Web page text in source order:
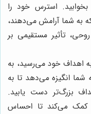
استرس خود را
به شما آرامش می‌دهند،
تأثیر مستقیمی بر
اهداف خود می‌رسید، به
شما انگیزه می‌دهد تا به
بزرگ‌تر دست یابید.
کمک می‌کند تا احساس